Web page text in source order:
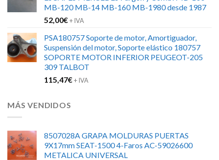
MB-120 MB-14 MB-160 MB-1980 desde 1987
52,00€+ IVA
PSA180757 Soporte de motor, Amortiguador,
Suspensión del motor, Soporte elástico 180757
SOPORTE MOTOR INFERIOR PEUGEOT-205
309 TALBOT
115,47€+ IVA
MÁS VENDIDOS
8507028A GRAPA MOLDURAS PUERTAS
9X17mm SEAT-1500 4-Faros AC-59026600
METALICA UNIVERSAL